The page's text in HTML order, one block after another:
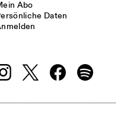
Abo
Daten